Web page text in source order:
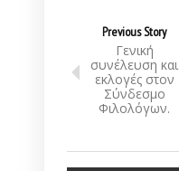
Previous Story
Γενική
συνέλευση και
εκλογές στον
Σύνδεσμο
Φιλολόγων.